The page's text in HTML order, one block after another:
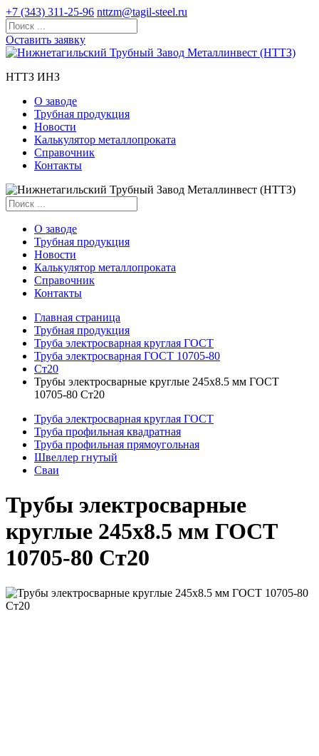
+7 (343) 311-25-96 nttzm@tagil-steel.ru
Оставить заявку
НТТЗ ИНЗ
О заводе
Трубная продукция
Новости
Калькулятор металлопроката
Справочник
Контакты
О заводе
Трубная продукция
Новости
Калькулятор металлопроката
Справочник
Контакты
Главная страница
Трубная продукция
Труба электросварная круглая ГОСТ
Труба электросварная ГОСТ 10705-80
Ст20
Трубы электросварные круглые 245x8.5 мм ГОСТ
10705-80 Ст20
Труба электросварная круглая ГОСТ
Труба профильная квадратная
Труба профильная прямоугольная
Швеллер гнутый
Сваи
Трубы электросварные
круглые 245x8.5 мм ГОСТ
10705-80 Ст20